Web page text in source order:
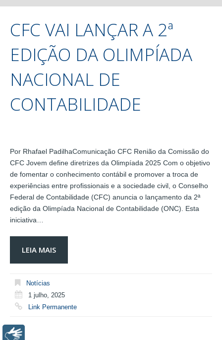
CFC VAI LANÇAR A 2ª
EDIÇÃO DA OLIMPÍADA
NACIONAL DE
CONTABILIDADE
Por Rhafael PadilhaComunicação CFC Renião da Comissão do
CFC Jovem define diretrizes da Olimpíada 2025 Com o objetivo
de fomentar o conhecimento contábil e promover a troca de
experiências entre profissionais e a sociedade civil, o Conselho
Federal de Contabilidade (CFC) anuncia o lançamento da 2ª
edição da Olimpíada Nacional de Contabilidade (ONC). Esta
iniciativa…
LEIA MAIS
Notícias
1 julho, 2025
Link Permanente